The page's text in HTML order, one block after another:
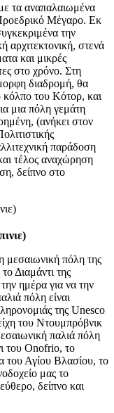
τα αναπαλαιωμένα
Μέγαρο. Εκ
την
αρχιτεκτονική, στενά
και μικρές
στο χρόνο. Στη
διαδρομή, θα
κόλπο του Κότορ, και
μια πόλη γεμάτη
(ανήκει στον
παράδοση
τέλος αναχώρηση
δείπνο στο
μεσαιωνική πόλη της
Διαμάντι της
ημέρα για να την
πόλη είναι
της Unesco
του Ντουμπρόβνικ
παλιά πόλη
του Onofrio, το
του Αγίου Βλασίου, το
μας το
δείπνο και